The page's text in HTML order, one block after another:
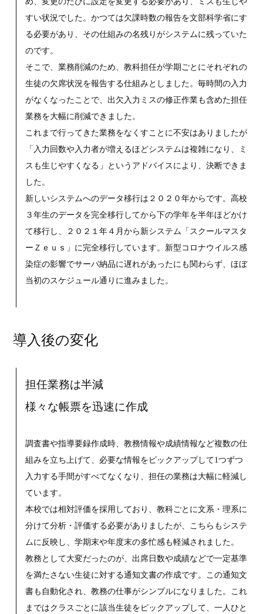
すい状況でした。かつては欠課時数の報告を文部科学省にす
る必要があり、その仕組みの名残りがシステムに残っていた
のです。
そこで、業務削減のため、教科担任が学期ごとにそれぞれの
生徒の欠席状況を報告する仕組みとしました。毎時間の入力
がなくなったことで、出欠入力ミスの修正作業も含めた担任
業務を大幅に削減できました。
これまで行ってきた業務をなくすことに不安はありましたが
「入力回数や入力者が増えるほどシステムは複雑になり、ミ
スも生じやすくなる」というアドバイスにより、決断できま
した。
新しいシステムへのデータ移行は２０２０年からです。高校
３年生のデータを完全移行してから下の学年を半年ほどかけ
て移行し、２０２１年４月から新システム「スクールマスタ
ーＺｅｕｓ」に完全移行しています。新型コロナウイルス感
染症の影響でサーバ納品に遅れがあったにも関わらず、ほぼ
当初のスケジュール通りに進みました。
導入後の変化
担任業務は半減
様々な帳票を迅速に作成
調査書や指導要録作成時、教務情報や成績情報など複数の仕
組みを立ち上げて、必要な情報をピックアップして1つずつ
入力する手間がすべてなくなり、担任の業務は大幅に軽減し
ています。
本校では相対評価を採用しており、教科ごとに文系・理系に
分けて分析・評価する必要がありましたが、こちらもシステ
ムに反映し、学期末や年度末の多忙感も軽減されました。
教務として大変だったのが、出席日数や成績などで一定基準
を満たさない生徒に対する通知文書の作成です。この通知文
書も自動化され、教務の仕事がシンプルになりました。これ
まではクラスごとに該当生徒をピックアップして、一人ひと